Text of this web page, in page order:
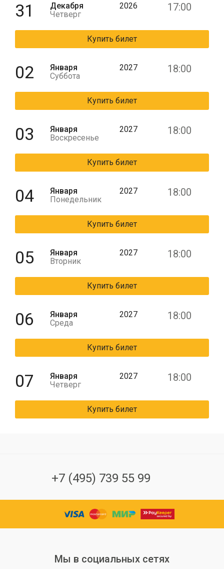
31
Декабря
Четверг
2026 17:00
Купить билет
02
Января
Суббота
2027 18:00
Купить билет
03
Января
Воскресенье
2027 18:00
Купить билет
04
Января
Понедельник
2027 18:00
Купить билет
05
Января
Вторник
2027 18:00
Купить билет
06
Января
Среда
2027 18:00
Купить билет
07
Января
Четверг
2027 18:00
Купить билет
+7 (495) 739 55 99
Мы в социальных сетях